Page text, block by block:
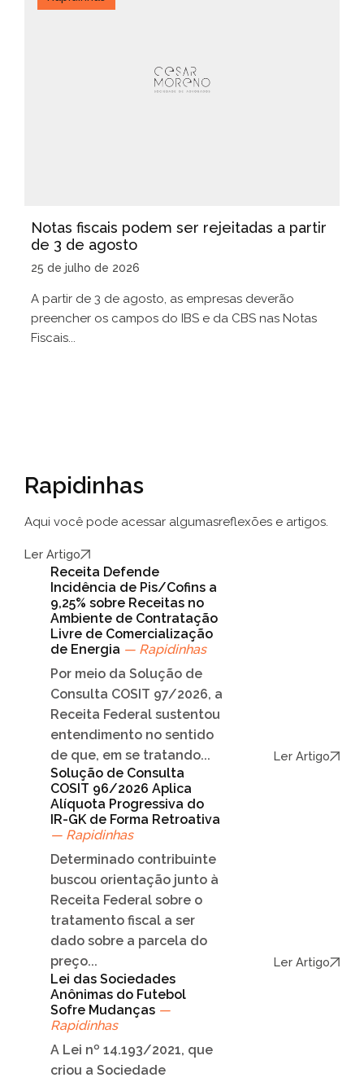
Notas fiscais podem ser rejeitadas a partir
de 3 de agosto
25 de julho de 2026
A partir de 3 de agosto, as empresas deverão
preencher os campos do IBS e da CBS nas Notas
Fiscais...
Rapidinhas
Aqui você pode acessar algumasreflexões e artigos.
Ler Artigo
Receita Defende
Incidência de Pis/Cofins a
9,25% sobre Receitas no
Ambiente de Contratação
Livre de Comercialização
de Energia — Rapidinhas
Por meio da Solução de
Consulta COSIT 97/2026, a
Receita Federal sustentou
entendimento no sentido
de que, em se tratando...
Ler Artigo
Solução de Consulta
COSIT 96/2026 Aplica
Alíquota Progressiva do
IR-GK de Forma Retroativa
— Rapidinhas
Determinado contribuinte
buscou orientação junto à
Receita Federal sobre o
tratamento fiscal a ser
dado sobre a parcela do
preço...
Ler Artigo
Lei das Sociedades
Anônimas do Futebol
Sofre Mudanças —
Rapidinhas
A Lei nº 14.193/2021, que
criou a Sociedade